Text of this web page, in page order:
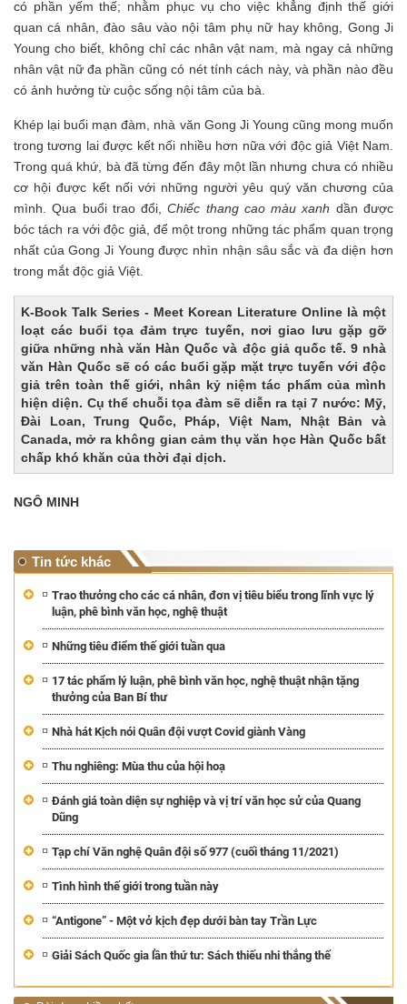
có phần yếm thế; nhằm phục vụ cho việc khẳng định thế giới
quan cá nhân, đào sâu vào nội tâm phụ nữ hay không, Gong Ji
Young cho biết, không chỉ các nhân vật nam, mà ngay cả những
nhân vật nữ đa phần cũng có nét tính cách này, và phần nào đều
có ảnh hưởng từ cuộc sống nội tâm của bà.
Khép lại buổi mạn đàm, nhà văn Gong Ji Young cũng mong muốn
trong tương lai được kết nối nhiều hơn nữa với độc giả Việt Nam.
Trong quá khứ, bà đã từng đến đây một lần nhưng chưa có nhiều
cơ hội được kết nối với những người yêu quý văn chương của
mình. Qua buổi trao đổi,Chiếc thang cao màu xanh dần được
bóc tách ra với độc giả, để một trong những tác phẩm quan trọng
nhất của Gong Ji Young được nhìn nhận sâu sắc và đa diện hơn
trong mắt độc giả Việt.
K-Book Talk Series - Meet Korean Literature Online là một
loạt các buổi tọa đảm trực tuyến, nơi giao lưu gặp gỡ
giữa những nhà văn Hàn Quốc và độc giả quốc tế. 9 nhà
văn Hàn Quốc sẽ có các buổi gặp mặt trực tuyến với độc
giả trên toàn thế giới, nhân kỷ niệm tác phẩm của mình
hiện diện. Cụ thể chuỗi tọa đàm sẽ diễn ra tại 7 nước: Mỹ,
Đài Loan, Trung Quốc, Pháp, Việt Nam, Nhật Bản và
Canada, mở ra không gian cảm thụ văn học Hàn Quốc bất
chấp khó khăn của thời đại dịch.
NGÔ MINH
Tin tức khác
Trao thưởng cho các cá nhân, đơn vị tiêu biểu trong lĩnh vực lý
luận, phê bình văn học, nghệ thuật
Những tiêu điểm thế giới tuần qua
17 tác phẩm lý luận, phê bình văn học, nghệ thuật nhận tặng
thưởng của Ban Bí thư
Nhà hát Kịch nói Quân đội vượt Covid giành Vàng
Thu nghiêng: Mùa thu của hội hoạ
Đánh giá toàn diện sự nghiệp và vị trí văn học sử của Quang
Dũng
Tạp chí Văn nghệ Quân đội số 977 (cuối tháng 11/2021)
Tình hình thế giới trong tuần này
“Antigone” - Một vở kịch đẹp dưới bàn tay Trần Lực
Giải Sách Quốc gia lần thứ tư: Sách thiếu nhi thắng thế